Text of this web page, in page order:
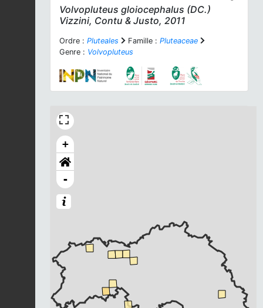
Volvopluteus gloiocephalus (DC.)
Vizzini, Contu & Justo, 2011
Ordre : Pluteales Famille : Pluteaceae
Genre : Volvopluteus
+
-